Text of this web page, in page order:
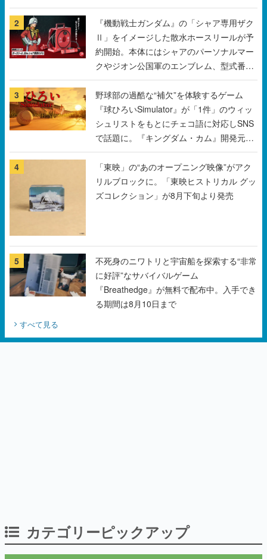
約開始。本体にはシャアのパーソナルマー
クやジオン公国軍のエンブレム、型式番号
などを配置
3
野球部の過酷な“補欠”を体験するゲーム
『球ひろいSimulator』が「1件」のウィッ
シュリストをもとにチェコ語に対応しSNS
で話題に。『キングダム・カム』開発元や
チェコのプロ野球選手から称賛の声
4
「東映」の“あのオープニング映像”がアク
リルブロックに。「東映ヒストリカル グッ
ズコレクション」が8月下旬より発売
『Breathedge』が無料で配布中。入手でき
る期間は8月10日まで
すべて見る
「現実より意味のある仮想世界を作る」
──『EVE Online』の生みの親が18年掲げ